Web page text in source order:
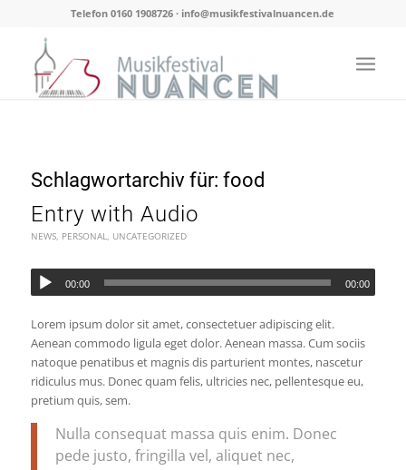
Telefon 0160 1908726 · info@musikfestivalnuancen.de
Schlagwortarchiv für: food
Entry with Audio
NEWS, PERSONAL, UNCATEGORIZED
00:00 00:00
Lorem ipsum dolor sit amet, consectetuer adipiscing elit.
Aenean commodo ligula eget dolor. Aenean massa. Cum sociis
natoque penatibus et magnis dis parturient montes, nascetur
ridiculus mus. Donec quam felis, ultricies nec, pellentesque eu,
pretium quis, sem.
Nulla consequat massa quis enim. Donec
pede justo, fringilla vel, aliquet nec,